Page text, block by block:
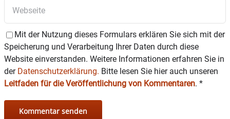
Mit der Nutzung dieses Formulars erklären Sie sich mit der
Speicherung und Verarbeitung Ihrer Daten durch diese
Website einverstanden. Weitere Informationen erfahren Sie in
der Datenschutzerklärung. Bitte lesen Sie hier auch unseren
Leitfaden für die Veröffentlichung von Kommentaren. *